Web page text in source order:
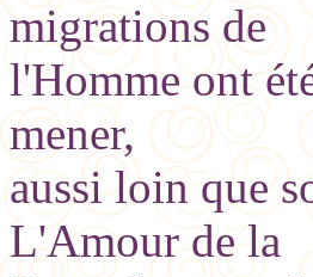
migrations de
l'Homme ont
mener,
aussi loin que
L'Amour de la